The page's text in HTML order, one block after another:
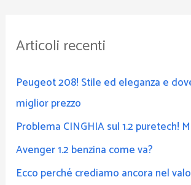
a
Articoli recenti
Peugeot 208! Stile ed eleganza e
miglior prezzo
Problema CINGHIA sul 1.2 puretech!
Avenger 1.2 benzina come va?
Ecco perché crediamo ancora nel